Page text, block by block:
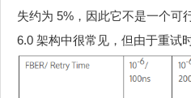
失约为 5%，因此它不是一个可
6.0 架构中很常见，但由于重试